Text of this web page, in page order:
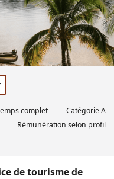
complet CatégorieA
Rémunération selon profil
de tourisme de